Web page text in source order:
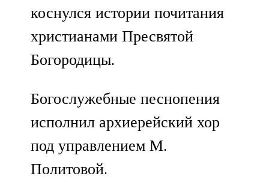
коснулся истории почитания
христианами Пресвятой
Богородицы.
Богослужебные песнопения
исполнил архиерейский хор
под управлением М.
Политовой.